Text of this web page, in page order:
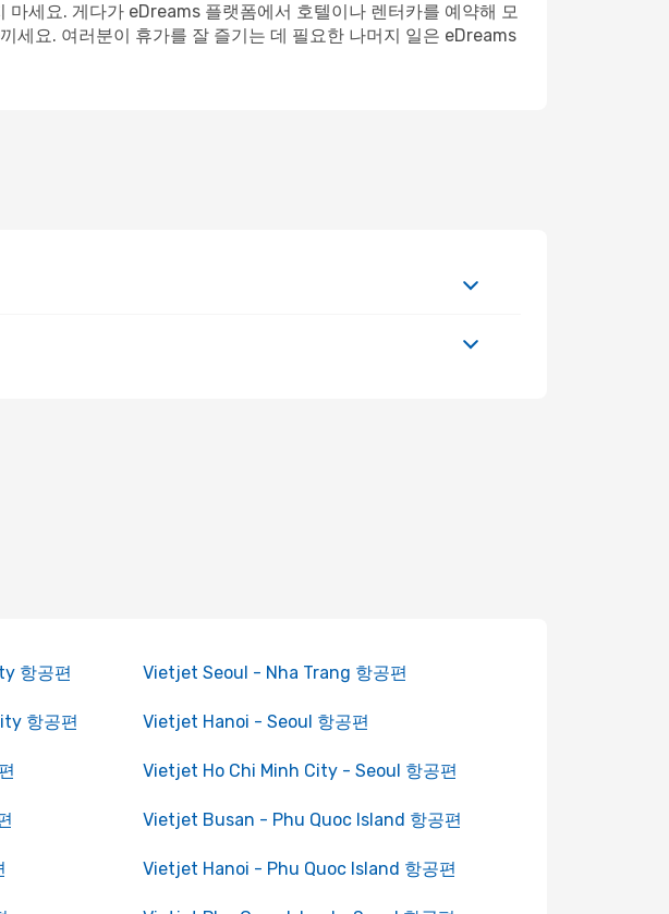
세요. 게다가 eDreams 플랫폼에서 호텔이나 렌터카를 예약해 모
세요. 여러분이 휴가를 잘 즐기는 데 필요한 나머지 일은 eDreams
항공편 Vietjet Seoul - Nha Trang 항공편
항공편 Vietjet Hanoi - Seoul 항공편
Vietjet Ho Chi Minh City - Seoul 항공편
Vietjet Busan - Phu Quoc Island 항공편
Vietjet Hanoi - Phu Quoc Island 항공편